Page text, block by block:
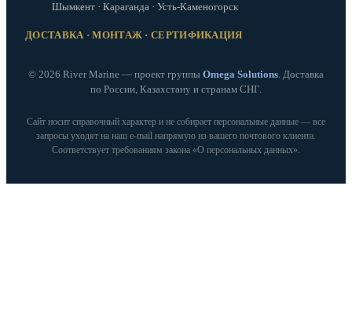
Шымкент · Караганда · Усть-Каменогорск
ДОСТАВКА · МОНТАЖ · СЕРТИФИКАЦИЯ
© 2026 River Marine — проект группы Omega Solutions . Доставка
по России, Казахстану и странам СНГ.
Сайт носит справочный характер и не собирает персональные данные — все
запросы уходят на наш e‑mail напрямую из вашего почтового клиента.
Соответствует требованиям закона «О персональных данных».